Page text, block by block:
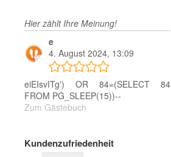
Hier zählt Ihre Meinung!
e
4. August 2024, 13:09
eiEIsvITg') OR 84=(SELECT 84
FROM PG_SLEEP(15))--
Zum Gästebuch
Kundenzufriedenheit